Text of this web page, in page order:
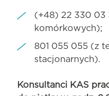
(+48) 22 330
komórkowych);
801 055 055 (z
stacjonarnych).
Konsultanci KAS